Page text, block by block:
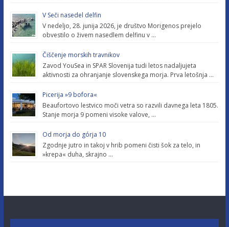
V Seči nasedel delfin
V nedeljo, 28. junija 2026, je društvo Morigenos prejelo
obvestilo o živem nasedlem delfinu v …
Čiščenje morskih travnikov
Zavod YouSea in SPAR Slovenija tudi letos nadaljujeta
aktivnosti za ohranjanje slovenskega morja. Prva letošnja …
Picerija »9 bofora«
Beaufortovo lestvico moči vetra so razvili davnega leta 1805.
Stanje morja 9 pomeni visoke valove, …
Od morja do górja 10
Zgodnje jutro in takoj v hrib pomeni čisti šok za telo, in
»krepa« duha, skrajno …